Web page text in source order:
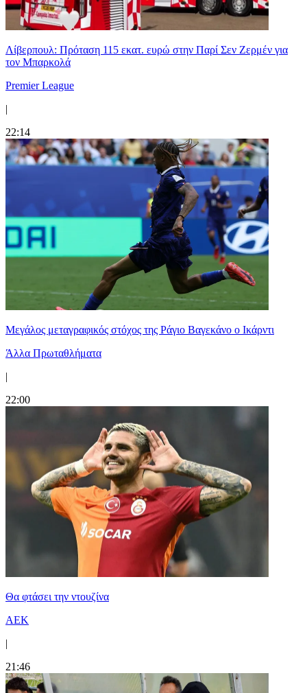
Λίβερπουλ: Πρόταση 115 εκατ. ευρώ στην Παρί Σεν Ζερμέν για
τον Μπαρκολά
Premier League
|
22:14
Μεγάλος μεταγραφικός στόχος της Ράγιο Βαγεκάνο ο Ικάρντι
Άλλα Πρωταθλήματα
|
22:00
Θα φτάσει την ντουζίνα
ΑΕΚ
|
21:46